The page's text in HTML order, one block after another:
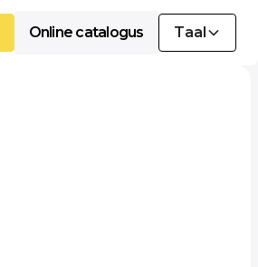
Online catalogus Taal